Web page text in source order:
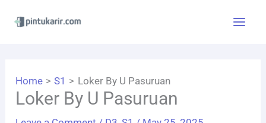
Home S1 Loker By U Pasuruan
Loker By U Pasuruan